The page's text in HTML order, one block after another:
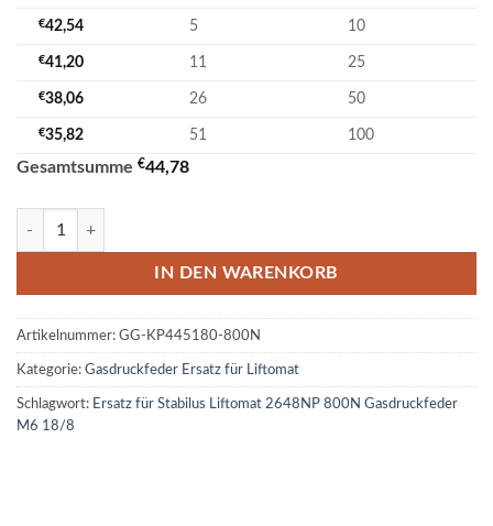
€42,54 5 10
€41,20 11 25
€38,06 26 50
€35,82 51 100
Gesamtsumme €44,78
Ersatz für Stabilus Liftomat 2648NP 800N Gasdruckfeder M6 18/8
IN DEN WARENKORB
Artikelnummer: GG-KP445180-800N
Kategorie: Gasdruckfeder Ersatz für Liftomat
Schlagwort: Ersatz für Stabilus Liftomat 2648NP 800N Gasdruckfeder
M6 18/8